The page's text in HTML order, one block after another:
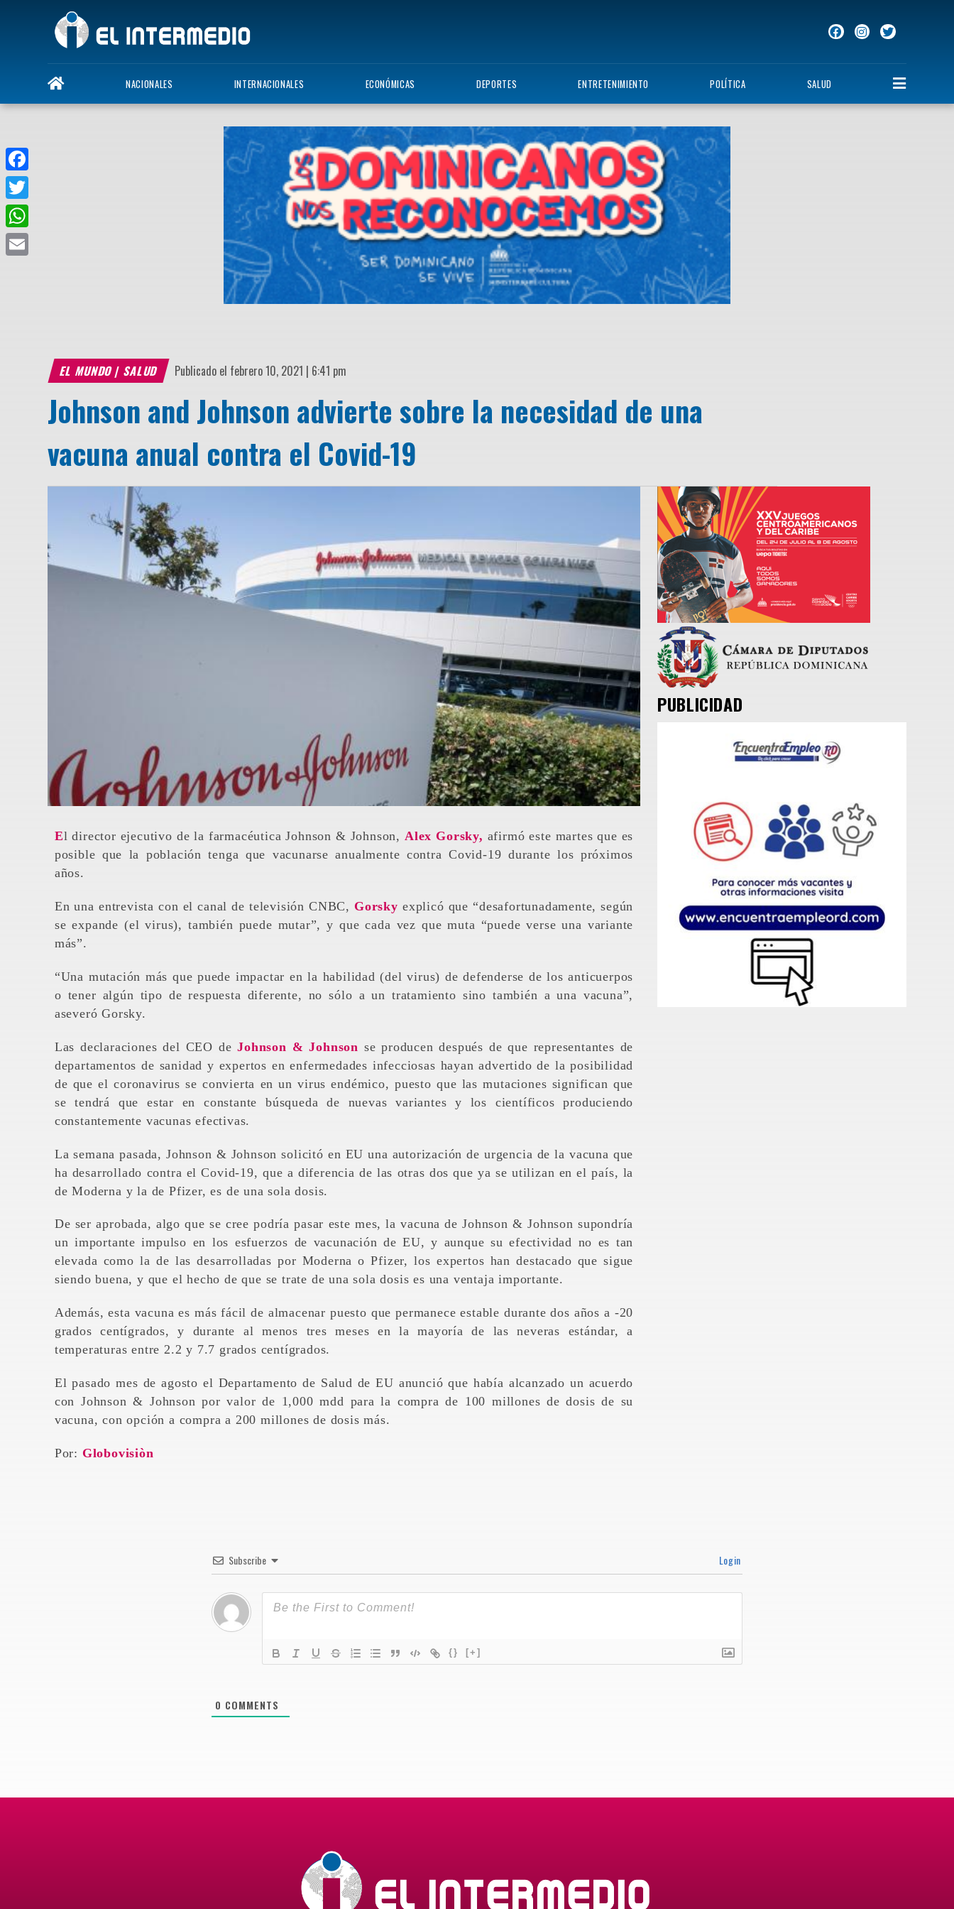
NACIONALES INTERNACIONALES ECONÓMICAS DEPORTES ENTRETENIMIENTO POLÍTICA SALUD
EL MUNDO| SALUD Publicado el febrero 10, 2021 | 6:41 pm
Johnson and Johnson advierte sobre la necesidad de una
vacuna anual contra el Covid-19
El director ejecutivo de la farmacéutica Johnson & Johnson, Alex Gorsky, afirmó este martes que es
posible que la población tenga que vacunarse anualmente contra Covid-19 durante los próximos
años.
En una entrevista con el canal de televisión CNBC, Gorsky explicó que “desafortunadamente, según
se expande (el virus), también puede mutar”, y que cada vez que muta “puede verse una variante
más”.
“Una mutación más que puede impactar en la habilidad (del virus) de defenderse de los anticuerpos
o tener algún tipo de respuesta diferente, no sólo a un tratamiento sino también a una vacuna”,
aseveró Gorsky.
Las declaraciones del CEO de Johnson & Johnson se producen después de que representantes de
departamentos de sanidad y expertos en enfermedades infecciosas hayan advertido de la posibilidad
de que el coronavirus se convierta en un virus endémico, puesto que las mutaciones significan que
se tendrá que estar en constante búsqueda de nuevas variantes y los científicos produciendo
constantemente vacunas efectivas.
La semana pasada, Johnson & Johnson solicitó en EU una autorización de urgencia de la vacuna que
ha desarrollado contra el Covid-19, que a diferencia de las otras dos que ya se utilizan en el país, la
de Moderna y la de Pfizer, es de una sola dosis.
De ser aprobada, algo que se cree podría pasar este mes, la vacuna de Johnson & Johnson supondría
un importante impulso en los esfuerzos de vacunación de EU, y aunque su efectividad no es tan
elevada como la de las desarrolladas por Moderna o Pfizer, los expertos han destacado que sigue
siendo buena, y que el hecho de que se trate de una sola dosis es una ventaja importante.
Además, esta vacuna es más fácil de almacenar puesto que permanece estable durante dos años a -20
grados centígrados, y durante al menos tres meses en la mayoría de las neveras estándar, a
temperaturas entre 2.2 y 7.7 grados centígrados.
El pasado mes de agosto el Departamento de Salud de EU anunció que había alcanzado un acuerdo
con Johnson & Johnson por valor de 1,000 mdd para la compra de 100 millones de dosis de su
vacuna, con opción a compra a 200 millones de dosis más.
Por: Globovisiòn
PUBLICIDAD
Subscribe Login
{} [+]
0 COMMENTS
Facebook
Twitter
WhatsApp